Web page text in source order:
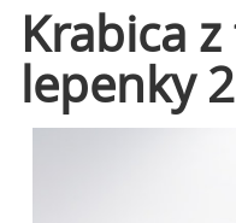
Krabica
lepenky